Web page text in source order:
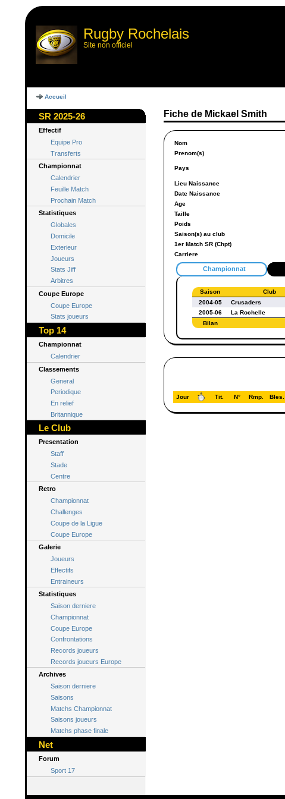
Rugby Rochelais
Site non officiel
Accueil
SR 2025-26
Effectif
Equipe Pro
Transferts
Championnat
Calendrier
Feuille Match
Prochain Match
Statistiques
Globales
Domicile
Exterieur
Joueurs
Stats Jiff
Arbitres
Coupe Europe
Coupe Europe
Stats joueurs
Top 14
Championnat
Calendrier
Classements
General
Periodique
En relief
Britannique
Le Club
Presentation
Staff
Stade
Centre
Retro
Championnat
Challenges
Coupe de la Ligue
Coupe Europe
Galerie
Joueurs
Effectifs
Entraineurs
Statistiques
Saison derniere
Championnat
Coupe Europe
Confrontations
Records joueurs
Records joueurs Europe
Archives
Saison derniere
Saisons
Matchs Championnat
Saisons joueurs
Matchs phase finale
Net
Forum
Sport 17
Fiche de Mickael Smith
Nom
Prenom(s)
Pays
Lieu Naissance
Date Naissance
Age
Taille
Poids
Saison(s) au club
1er Match SR (Chpt)
Carriere
Championnat
Saison Club
2004-05
Crusaders
2005-06
La Rochelle
Bilan
Jour Tit. N° Rmp. Bles.